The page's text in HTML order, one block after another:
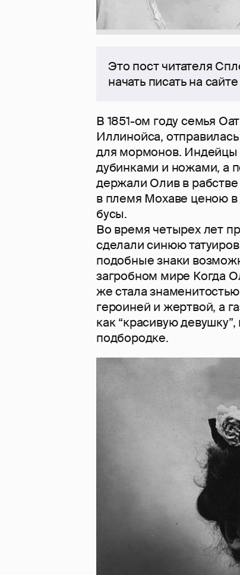
Это пост читателя
начать писать на
В 1851-ом году семья
Иллинойса,
для мормонов. Индейцы
дубинками и ножами, а
держали Олив в рабстве
в племя Мохаве ценою
бусы.
Во время четырех лет
сделали синюю
подобные знаки
загробном мире Когда
же стала
героиней и жертвой, а
как “красивую
подбородке.